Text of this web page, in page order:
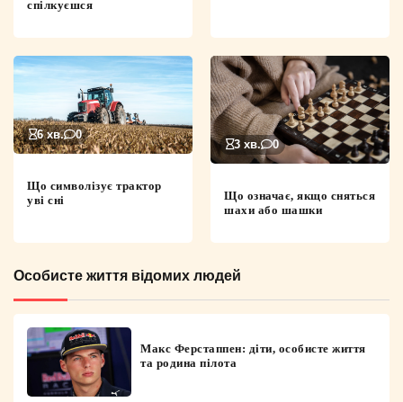
спілкуєшся
6 хв. 0
Що символізує трактор
уві сні
3 хв. 0
Що означає, якщо сняться
шахи або шашки
Особисте життя відомих людей
Макс Ферстаппен: діти, особисте життя
та родина пілота